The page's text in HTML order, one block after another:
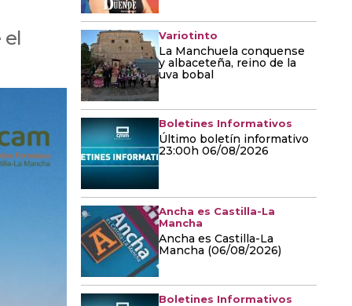
el Variotinto
La Manchuela conquense
y albaceteña, reino de la
uva bobal
Boletines Informativos
Último boletín informativo
23:00h 06/08/2026
Ancha es Castilla-La
Mancha
Ancha es Castilla-La
Mancha (06/08/2026)
Boletines Informativos